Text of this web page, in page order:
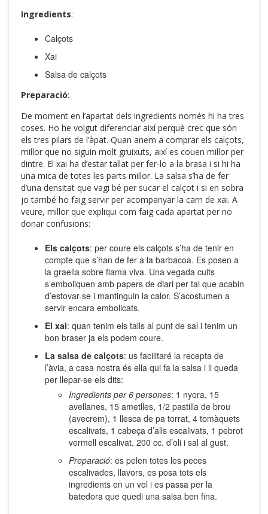
Ingredients:
Calçots
Xai
Salsa de calçots
Preparació:
De moment en l’apartat dels ingredients només hi ha tres
coses. Ho he volgut diferenciar així perquè crec que són
els tres pilars de l’àpat. Quan anem a comprar els calçots,
millor que no siguin molt gruixuts, així es couen millor per
dintre. El xai ha d’estar tallat per fer-lo a la brasa i si hi ha
una mica de totes les parts millor. La salsa s’ha de fer
d’una densitat que vagi bé per sucar el calçot i si en sobra
jo també ho faig servir per acompanyar la carn de xai. A
veure, millor que expliqui com faig cada apartat per no
donar confusions:
Els calçots: per coure els calçots s’ha de tenir en
compte que s’han de fer a la barbacoa. Es posen a
la graella sobre flama viva. Una vegada cuits
s’emboliquen amb papers de diari per tal que acabin
d’estovar-se i mantinguin la calor. S’acostumen a
servir encara embolicats.
El xai: quan tenim els talls al punt de sal i tenim un
bon braser ja els podem coure.
La salsa de calçots: us facilitaré la recepta de
l’àvia, a casa nostra és ella qui fa la salsa i li queda
per llepar-se els dits:
Ingredients per 6 persones: 1 nyora, 15
avellanes, 15 ametlles, 1/2 pastilla de brou
(avecrem), 1 llesca de pa torrat, 4 tomàquets
escalivats, 1 cabeça d’alls escalivats, 1 pebrot
vermell escalivat, 200 cc. d’oli i sal al gust.
Preparació: es pelen totes les peces
escalivades, llavors, es posa tots els
ingredients en un vol i es passa per la
batedora que quedi una salsa ben fina.